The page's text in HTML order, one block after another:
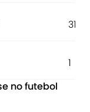
31
1
no futebol